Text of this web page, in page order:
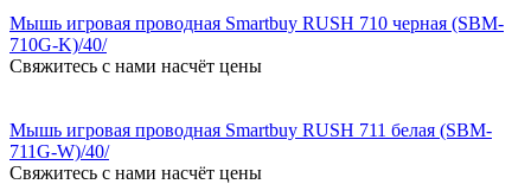
Мышь игровая проводная Smartbuy RUSH 710 черная (SBM-
710G-K)/40/
Свяжитесь с нами насчёт цены
Мышь игровая проводная Smartbuy RUSH 711 белая (SBM-
711G-W)/40/
Свяжитесь с нами насчёт цены